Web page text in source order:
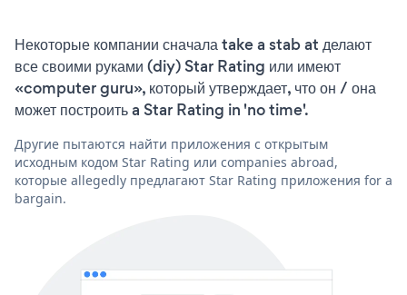
Некоторые компании сначала take a stab at делают
все своими руками (diy) Star Rating или имеют
«computer guru», который утверждает, что он / она
может построить a Star Rating in 'no time'.
Другие пытаются найти приложения с открытым
исходным кодом Star Rating или companies abroad,
которые allegedly предлагают Star Rating приложения for a
bargain.